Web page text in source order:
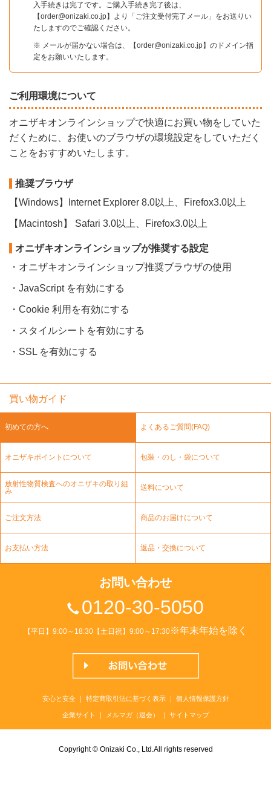
入手続きは完了です。ご購入手続き完了後は、
【order@onizaki.co.jp】より「ご注文受付完了メール」をお送りい
たしますのでご確認ください。
※ メールが届かない場合は、【order@onizaki.co.jp】のドメイン指
定をお願いいたします。
ご利用環境について
オニザキオンラインショップで快適にお買い物をしていた
だくために、お使いのブラウザの環境設定をしていただく
ことをおすすめいたします。
推奨ブラウザ
【Windows】Internet Explorer 8.0以上、Firefox3.0以上
【Macintosh】 Safari 3.0以上、Firefox3.0以上
オニザキオンラインショップが推奨する設定
・オニザキオンラインショップ推奨ブラウザの使用
・JavaScript を有効にする
・Cookie 利用を有効にする
・スタイルシートを有効にする
・SSL を有効にする
買い物ガイド
初めての方へ よくあるご質問(FAQ)
オニザキポイントについて 包装・のし・袋について
放射性物質検査へのオニザキの取り組
み
送料について
ご注文方法 商品のお届けについて
お支払い方法 返品・交換について
お問い合わせ
0120-30-5050
【平日】9:00～18:30【土日祝】9:00～17:30※年末年始を除く
安心と安全｜ 特定商取引法に基づく表示｜ 個人情報保護方針
企業サイト ｜ メルマガ（退会） ｜ サイトマップ
Copyright © Onizaki Co., Ltd.All rights reserved